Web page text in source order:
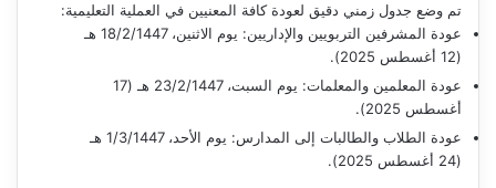
تم وضع جدول زمني دقيق لعودة كافة المعنيين في العملية التعليمية:
عودة المشرفين التربويين والإداريين: يوم الاثنين، 18/2/1447 هـ
(12 أغسطس 2025).
عودة المعلمين والمعلمات: يوم السبت، 23/2/1447 هـ (17
أغسطس 2025).
عودة الطلاب والطالبات إلى المدارس: يوم الأحد، 1/3/1447 هـ
(24 أغسطس 2025).